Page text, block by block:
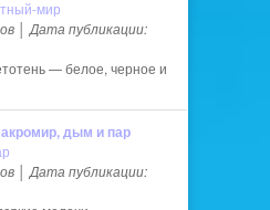
│ Дата публикации:
— белое, черное и
дым и пар
│ Дата публикации: